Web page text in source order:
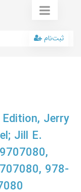
ثبت‌نام
Jerry
Jill E.
978-